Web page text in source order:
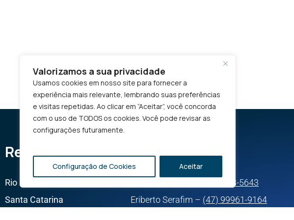
Valorizamos a sua privacidade
Usamos cookies em nosso site para fornecer a
experiência mais relevante, lembrando suas preferências
e visitas repetidas. Ao clicar em “Aceitar”, você concorda
com o uso de TODOS os cookies. Você pode revisar as
configurações futuramente.
Configuração de Cookies Aceitar
Representatives
Rio Grande do Sul
(54) 99633-5643
Santa Catarina
Eriberto Serafim – (47) 99961-9164